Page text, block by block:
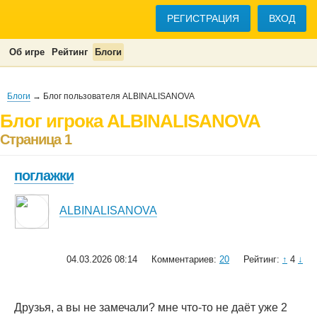
РЕГИСТРАЦИЯ ВХОД
Об игре Рейтинг Блоги
Блоги → Блог пользователя ALBINALISANOVA
Блог игрока ALBINALISANOVA
Страница 1
поглажки
ALBINALISANOVA
04.03.2026 08:14 Комментариев: 20 Рейтинг: ↑ 4 ↓
Друзья, а вы не замечали? мне что-то не даёт уже 2